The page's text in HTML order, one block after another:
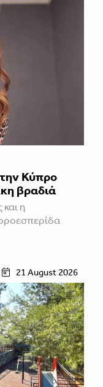
Κύπρο
βραδιά
η
21 August 2026